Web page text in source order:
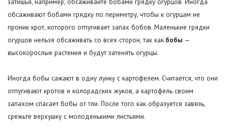
обсаживают бобами грядку по периметру, чтобы к огурцам не
проник крот, которого отпугивает запах бобов. Маленькие грядки
огурцов нельзя обсаживать со всех сторон, так как бобы —
высокорослые растения и будут затенять огурцы.
Иногда бобы сажают в одну лунку с картофелем. Считается, что они
отпугивают кротов и колорадских жуков, а картофель своим
запахом спасает бобы от тли. После того как образуется завязь,
срежьте верхушку с молоденькими листьями.